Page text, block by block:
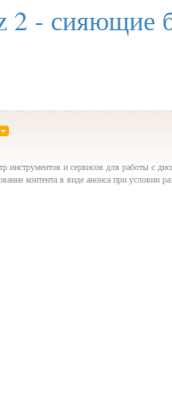
2 - сияющие
и сервисов для работы с
контента в виде анонса при условии